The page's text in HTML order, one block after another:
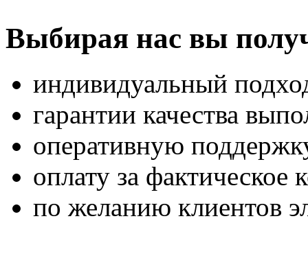
Выбирая нас вы
индивидуальный
гарантии качества
оперативную
оплату за фактическое
по желанию клиентов